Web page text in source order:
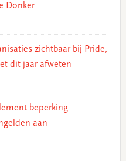
Donker
zichtbaar bij Pride,
dit jaar afweten
beperking
aan